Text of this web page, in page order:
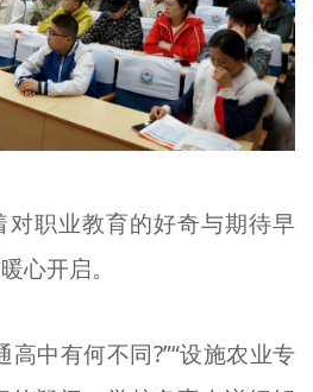
对职业教育的好奇与期待早
心开启。
高中有何不同?”“设施农业专